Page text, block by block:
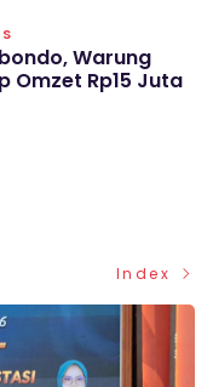
Warung
Omzet Rp15 Juta
Index